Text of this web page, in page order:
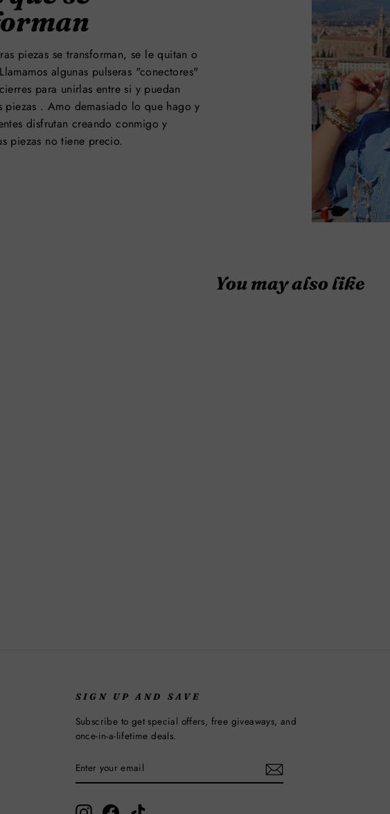
piezas se transforman, se le quitan o
algunas pulseras "conectores"
para unirlas entre si y puedan
piezas . Amo demasiado lo que hago y
disfrutan creando conmigo y
piezas no tiene precio.
You may also like
SIGN UP AND SAVE
Subscribe to get special offers, free giveaways, and
once-in-a-lifetime deals.
YOUR
EMAIL
InstagramFacebook